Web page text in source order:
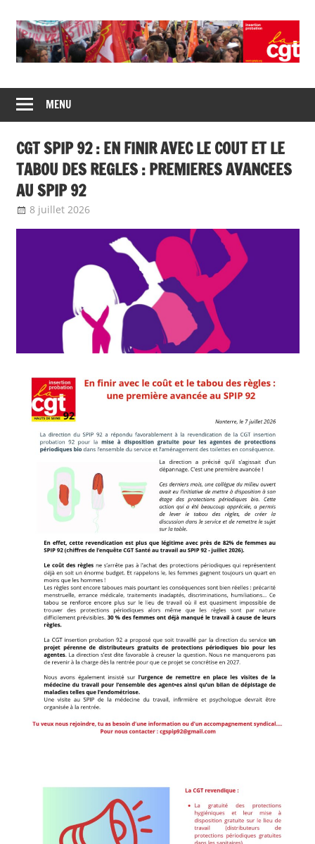
CGT
insertion
probation
de
syndicats
CGT
insertion
probation
MENU
CGT SPIP 92 : EN FINIR AVEC LE COUT ET LE
TABOU DES REGLES : PREMIERES AVANCEES
AU SPIP 92
8 juillet 2026
hommes